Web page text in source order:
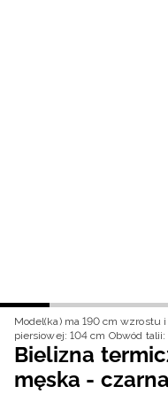
Model(ka) ma 190 cm wzrostu
piersiowej: 104 cm Obwód talii:
Bielizna
męska - czarna